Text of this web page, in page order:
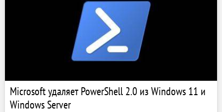
Microsoft удаляет PowerShell 2.0 из Windows 11 и
Windows Server